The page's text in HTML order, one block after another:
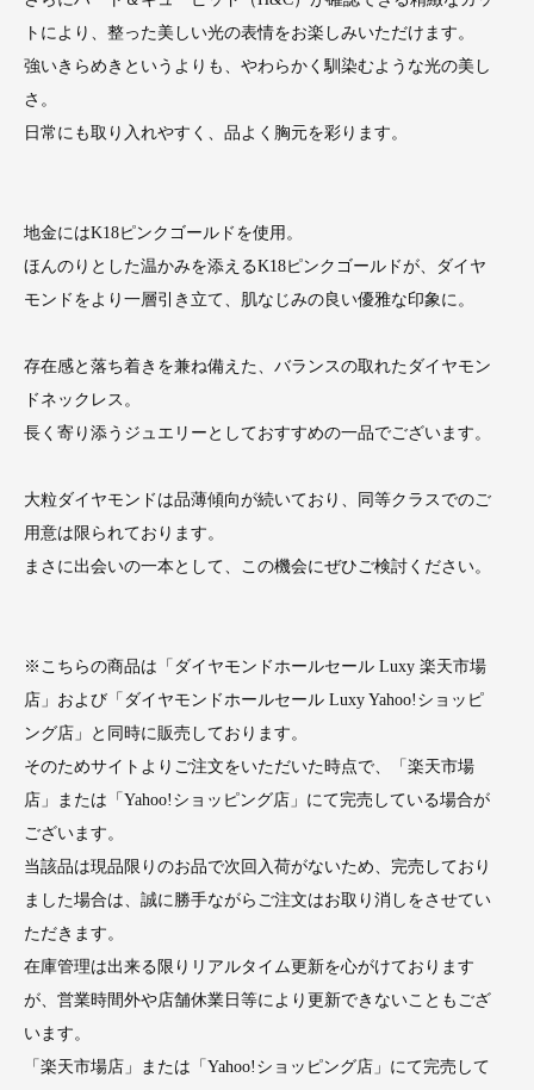
トにより、整った美しい光の表情をお楽しみいただけます。
強いきらめきというよりも、やわらかく馴染むような光の美し
さ。
日常にも取り入れやすく、品よく胸元を彩ります。
地金にはK18ピンクゴールドを使用。
ほんのりとした温かみを添えるK18ピンクゴールドが、ダイヤ
モンドをより一層引き立て、肌なじみの良い優雅な印象に。
存在感と落ち着きを兼ね備えた、バランスの取れたダイヤモン
ドネックレス。
長く寄り添うジュエリーとしておすすめの一品でございます。
大粒ダイヤモンドは品薄傾向が続いており、同等クラスでのご
用意は限られております。
まさに出会いの一本として、この機会にぜひご検討ください。
※こちらの商品は「ダイヤモンドホールセール Luxy 楽天市場
店」および「ダイヤモンドホールセール Luxy Yahoo!ショッピ
ング店」と同時に販売しております。
そのためサイトよりご注文をいただいた時点で、「楽天市場
店」または「Yahoo!ショッピング店」にて完売している場合が
ございます。
当該品は現品限りのお品で次回入荷がないため、完売しており
ました場合は、誠に勝手ながらご注文はお取り消しをさせてい
ただきます。
在庫管理は出来る限りリアルタイム更新を心がけております
が、営業時間外や店舗休業日等により更新できないこともござ
います。
「楽天市場店」または「Yahoo!ショッピング店」にて完売して